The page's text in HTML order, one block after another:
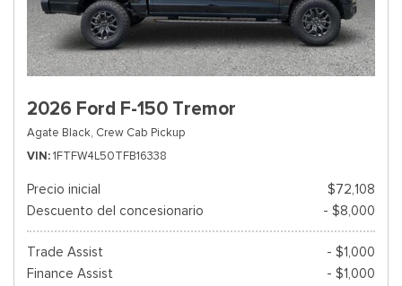
2026 Ford F-150 Tremor
Agate Black, Crew Cab Pickup
VIN 1FTFW4L50TFB16338
Precio inicial
$72,108
Descuento del concesionario
- $8,000
Trade Assist
- $1,000
Finance Assist
- $1,000